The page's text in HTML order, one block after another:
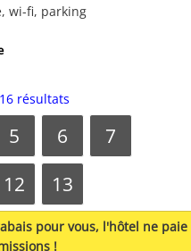
wi-fi, parking
résultats
5 6
7
12 13
pour vous, l'hôtel ne paie
!